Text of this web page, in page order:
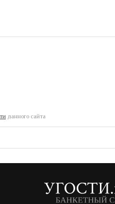
данного сайта